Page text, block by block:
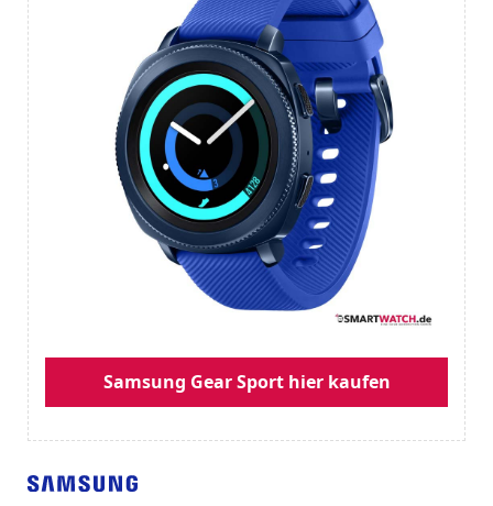
Samsung Gear Sport hier kaufen